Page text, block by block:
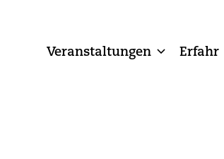
Veranstaltungen Erfahr